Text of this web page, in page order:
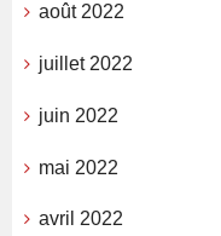
août 2022
juillet 2022
juin 2022
mai 2022
avril 2022